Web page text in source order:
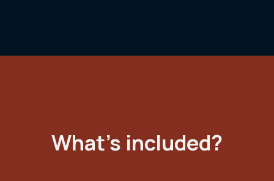
What's included?